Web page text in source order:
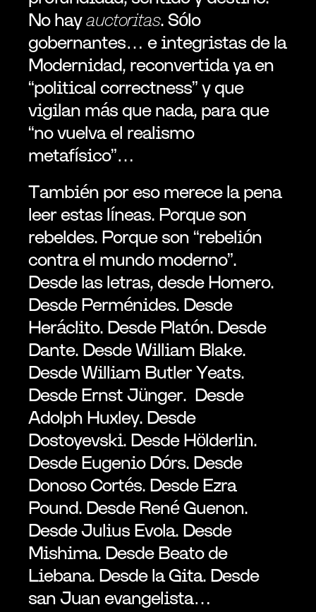
No hay auctoritas. Sólo
gobernantes… e integristas de la
Modernidad, reconvertida ya en
“political correctness” y que
vigilan más que nada, para que
“no vuelva el realismo
metafísico”…
También por eso merece la pena
leer estas líneas. Porque son
rebeldes. Porque son “rebelión
contra el mundo moderno”.
Desde las letras, desde Homero.
Desde Perménides. Desde
Heráclito. Desde Platón. Desde
Dante. Desde William Blake.
Desde William Butler Yeats.
Desde Ernst Jünger.  Desde
Adolph Huxley. Desde
Dostoyevski. Desde Hölderlin.
Desde Eugenio Dórs. Desde
Donoso Cortés. Desde Ezra
Pound. Desde René Guenon.
Desde Julius Evola. Desde
Mishima. Desde Beato de
Liebana. Desde la Gita. Desde
san Juan evangelista…